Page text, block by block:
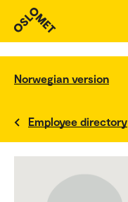
Norwegian version
Employee directory